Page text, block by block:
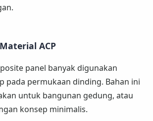
ACP
panel banyak digunakan
pada permukaan dinding. Bahan ini
untuk bangunan gedung, atau
konsep minimalis.